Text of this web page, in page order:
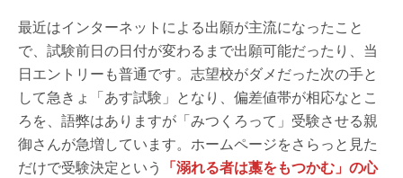
最近はインターネットによる出願が主流になったこと
で、試験前日の日付が変わるまで出願可能だったり、当
日エントリーも普通です。志望校がダメだった次の手と
して急きょ「あす試験」となり、偏差値帯が相応なとこ
ろを、語弊はありますが「みつくろって」受験させる親
御さんが急増しています。ホームページをさらっと見た
だけで受験決定という 「溺れる者は藁をもつかむ」の心